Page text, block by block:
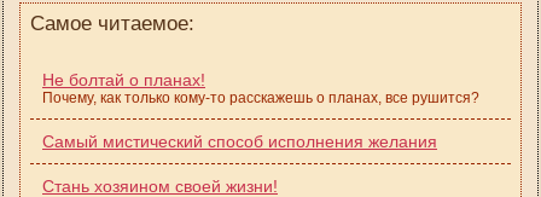
Самое читаемое:
Не болтай о планах!
Почему, как только кому-то расскажешь о планах, все рушится?
Самый мистический способ исполнения желания
Стань хозяином своей жизни!